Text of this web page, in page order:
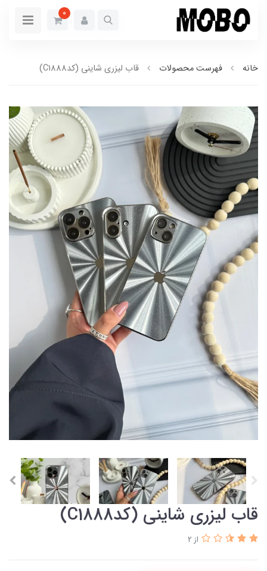
0
خانه فهرست محصولات قاب لیزری شاینی (کدC1888)
قاب لیزری شاینی (کدC1888)
از 2